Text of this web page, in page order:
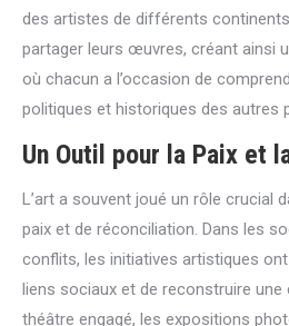
des artistes de différents
partager leurs œuvres, créant ainsi
où chacun a l’occasion de
politiques et historiques des autres
Un Outil pour la Paix et
L’art a souvent joué un rôle crucial
paix et de réconciliation. Dans les
conflits, les initiatives artistiques
liens sociaux et de reconstruire une
théâtre engagé, les expositions